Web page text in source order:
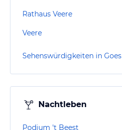
Rathaus Veere
Veere
Sehenswürdigkeiten in Goes
Nachtleben
Podium 't Beest